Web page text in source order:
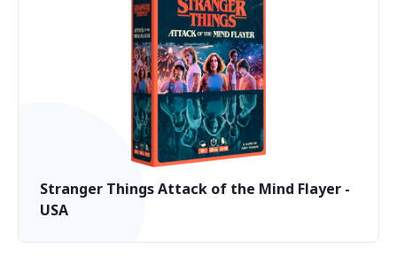
Stranger Things Attack of the Mind Flayer -
USA